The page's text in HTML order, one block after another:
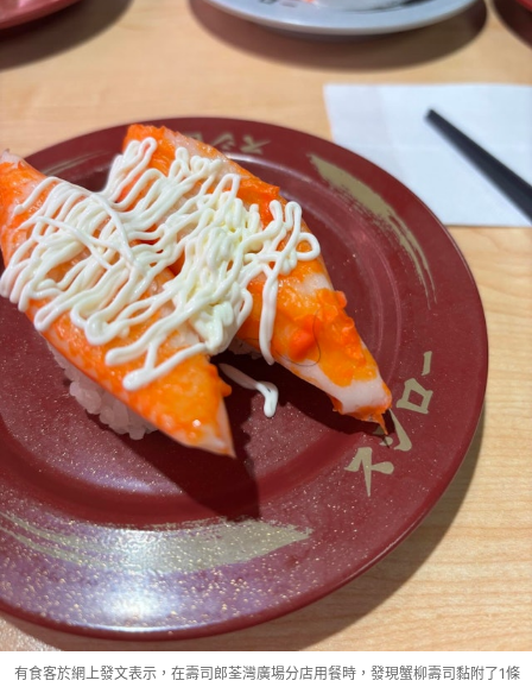
有食客於網上發文表示，在壽司郎荃灣廣場分店用餐時，發現蟹柳壽司黏附了1條